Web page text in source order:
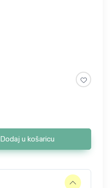
Dodaj u košaricu